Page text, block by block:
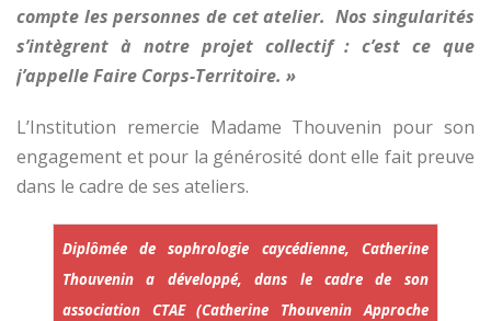
compte les personnes de cet atelier. Nos singularités
s’intègrent à notre projet collectif : c’est ce que
j’appelle Faire Corps-Territoire. »
L’Institution remercie Madame Thouvenin pour son
engagement et pour la générosité dont elle fait preuve
dans le cadre de ses ateliers.
Diplômée de sophrologie caycédienne, Catherine
Thouvenin a développé, dans le cadre de son
association CTAE (Catherine Thouvenin Approche